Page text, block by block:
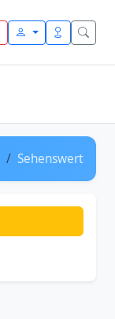
Sehenswert